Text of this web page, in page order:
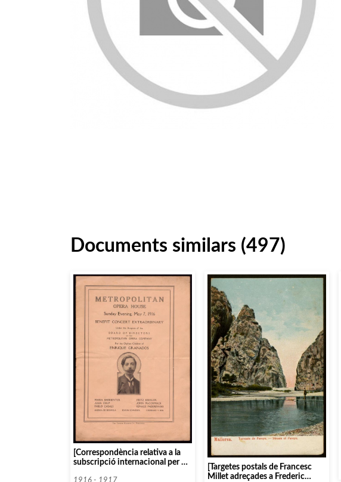
Documents similars (497)
[Correspondència relativa a la
subscripció internacional per als
1916 - 1917
[Targetes postals de Francesc
Millet adreçades a Frederic